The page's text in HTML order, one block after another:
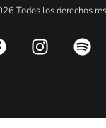
Todos los derechos